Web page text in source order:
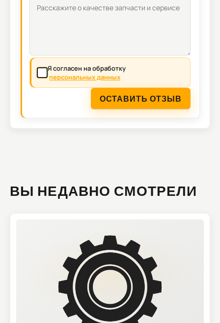
Я согласен на обработку
персональных данных
ОСТАВИТЬ ОТЗЫВ
ВЫ НЕДАВНО СМОТРЕЛИ